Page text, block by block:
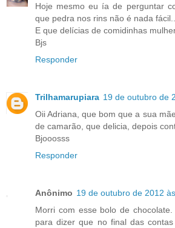
Hoje mesmo eu ía de perguntar
que pedra nos rins não é nada
E que delícias de comidinhas
Bjs
Responder
Trilhamarupiara 19 de outubro de
Oii Adriana, que bom que a sua
de camarão, que delicia, depois
Bjooosss
Responder
Anônimo 19 de outubro de 2012
Morri com esse bolo de
para dizer que no final das